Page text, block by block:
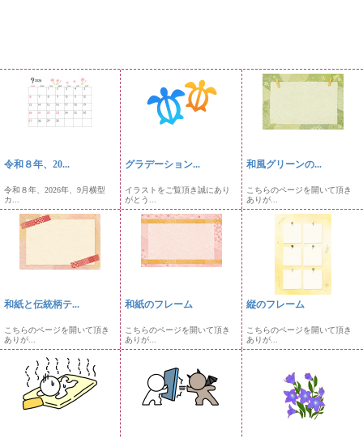
令和８年、20...
令和８年、2026年、9月横型
カ...
グラデーション...
イラストをご覧頂き誠にあり
がとう...
和風グリーンの...
こちらのページを開いて頂き
ありが...
和紙と伝統柄テ...
こちらのページを開いて頂き
ありが...
和紙のフレーム
こちらのページを開いて頂き
ありが...
縦のフレーム
こちらのページを開いて頂き
ありが...